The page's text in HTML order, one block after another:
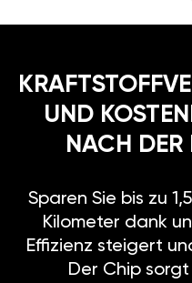
UND
NACH DER
Sparen Sie bis zu
Kilometer dank
Effizienz steigert
Der Chip